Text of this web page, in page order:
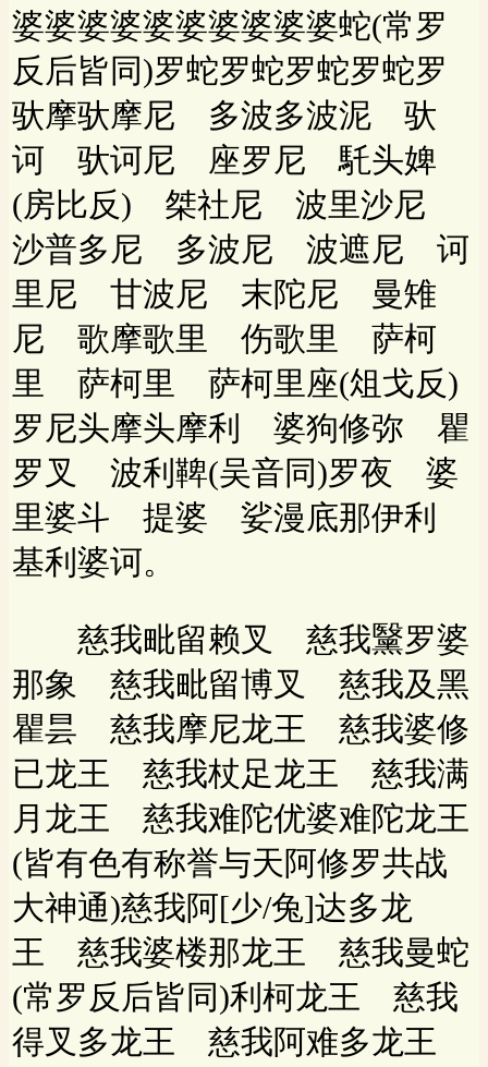
婆婆婆婆婆婆婆婆婆婆蛇(常罗
反后皆同)罗蛇罗蛇罗蛇罗蛇罗
驮摩驮摩尼 多波多波泥 驮
诃 驮诃尼 座罗尼 馲头婢
(房比反) 桀社尼 波里沙尼
沙普多尼 多波尼 波遮尼 诃
里尼 甘波尼 末陀尼 曼雉
尼 歌摩歌里 伤歌里 萨柯
里 萨柯里 萨柯里座(俎戈反)
罗尼头摩头摩利 婆狗修弥 瞿
罗叉 波利鞞(吴音同)罗夜 婆
里婆斗 提婆 娑漫底那伊利
基利婆诃。
慈我毗留赖叉 慈我黳罗婆
那象 慈我毗留博叉 慈我及黑
瞿昙 慈我摩尼龙王 慈我婆修
已龙王 慈我杖足龙王 慈我满
月龙王 慈我难陀优婆难陀龙王
(皆有色有称誉与天阿修罗共战
大神通)慈我阿[少/兔]达多龙
王 慈我婆楼那龙王 慈我曼蛇
(常罗反后皆同)利柯龙王 慈我
得叉多龙王 慈我阿难多龙王